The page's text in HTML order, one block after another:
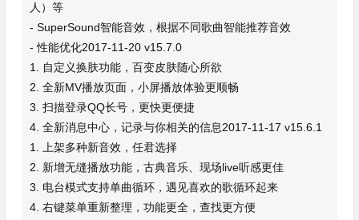
人）等
- SuperSound智能音效，根据不同歌曲智能推荐音效
- 性能优化2017-11-20 v15.7.0
1. 自定义换肤功能，百变皮肤随心所欲
2. 全新MV播放页面，小屏播放体验更顺畅
3. 扫描登录QQ长号，更快更便捷
4. 全新消息中心，记录与你相关的信息2017-11-17 v15.6.1
1. 上架多种新音效，任君选择
2. 新增无缝播放功能，古典音乐、现场live听感更佳
3. 电台模式支持单曲循环，遇见喜欢的歌循环起来
4. 右键菜单重新整理，功能更全，查找更方便